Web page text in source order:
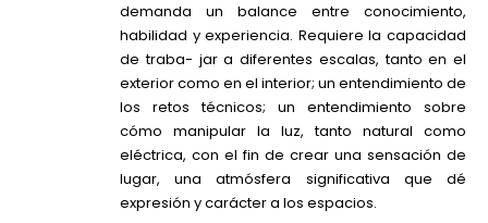
demanda un balance entre conocimiento,
habilidad y experiencia. Requiere la capacidad
de traba- jar a diferentes escalas, tanto en el
exterior como en el interior; un entendimiento de
los retos técnicos; un entendimiento sobre
cómo manipular la luz, tanto natural como
eléctrica, con el fin de crear una sensación de
lugar, una atmósfera significativa que dé
expresión y carácter a los espacios.